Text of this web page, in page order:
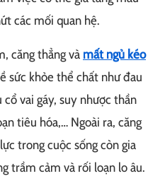
các mối quan hệ.
căng thẳng và mất ngủ kéo
sức khỏe thể chất như đau
vai gáy, suy nhược thần
tiêu hóa,… Ngoài ra, căng
trong cuộc sống còn gia
trầm cảm và rối loạn lo âu.